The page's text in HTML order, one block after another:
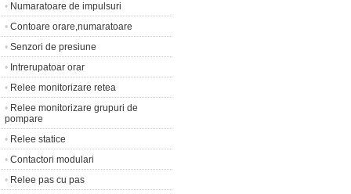
• Numaratoare de impulsuri
• Contoare orare,numaratoare
• Senzori de presiune
• Intrerupatoar orar
• Relee monitorizare retea
• Relee monitorizare grupuri de
pompare
• Relee statice
• Contactori modulari
• Relee pas cu pas